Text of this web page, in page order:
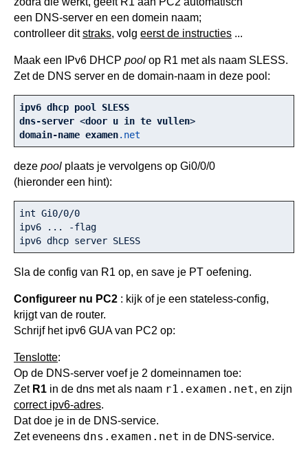
een DNS-server en een domein naam;
controlleer ditstraks, volg eerst de instructies ...
Maak een IPv6 DHCP pool op R1 met als naam SLESS.
Zet de DNS server en de domain-naam in deze pool:
ipv6 dhcp pool SLESS
dns-server <door u in te vullen
domain-name examen.net
deze pool plaats je vervolgens op Gi0/0/0
(hieronder een hint):
int Gi0/0/0
ipv6 ... -flag
ipv6 dhcp server SLESS
Sla de config van R1 op, en save je PT oefening.
Configureer nu PC2 : kijk of je een stateless-config,
krijgt van de router.
Schrijf het ipv6 GUA van PC2 op:
Tenslotte:
Op de DNS-server voef je 2 domeinnamen toe:
Zet R1 in de dns met als naam r1.examen.net, en zijn
correct ipv6-adres.
Dat doe je in de DNS-service.
Zet eveneens dns.examen.net in de DNS-service.